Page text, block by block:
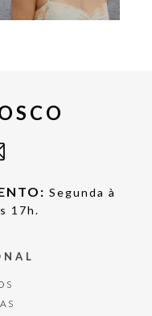
Segunda à
17h.